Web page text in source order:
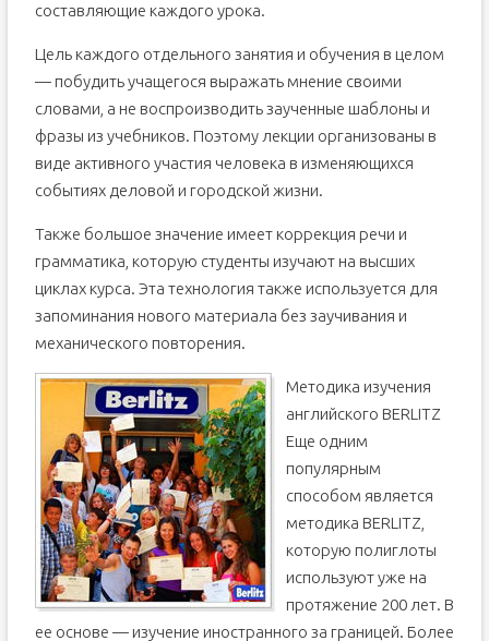
составляющие каждого урока.
Цель каждого отдельного занятия и обучения в целом
— побудить учащегося выражать мнение своими
словами, а не воспроизводить заученные шаблоны и
фразы из учебников. Поэтому лекции организованы в
виде активного участия человека в изменяющихся
событиях деловой и городской жизни.
Также большое значение имеет коррекция речи и
грамматика, которую студенты изучают на высших
циклах курса. Эта технология также используется для
запоминания нового материала без заучивания и
механического повторения.
Методика изучения
английского BERLITZ
Еще одним
популярным
способом является
методика BERLITZ,
которую полиглоты
используют уже на
протяжение 200 лет. В
ее основе — изучение иностранного за границей. Более